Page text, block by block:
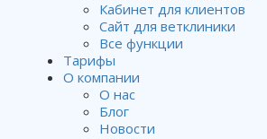
Кабинет для клиентов
Сайт для ветклиники
Все функции
Тарифы
О компании
О нас
Блог
Новости
должны привести своих питомцев на
Для чего это необходимо? Чтобы
прививке его питомца и вернуть его в
Итак, как сделать прозвон по